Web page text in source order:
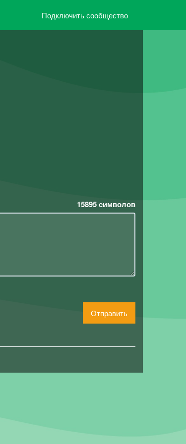
Подключить сообщество
15895символов
Отправить